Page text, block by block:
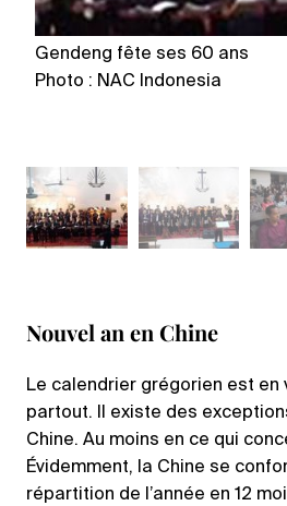
Gendeng fête ses 60 ans
Photo : NAC Indonesia
Nouvel an en Chine
Le calendrier grégorien est en
partout. Il existe des
Chine. Au moins en ce qui
Évidemment, la Chine se
répartition de l’année en 12